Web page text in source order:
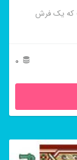
که یک فرش
0